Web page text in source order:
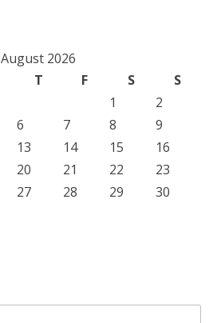
August 2026
T F S
S
1
2
6 7 8
9
13 14 15
16
20 21 22
23
27 28 29
30